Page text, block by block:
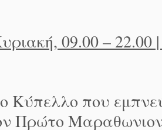
09.00 –
Κύπελλο που
Πρώτο